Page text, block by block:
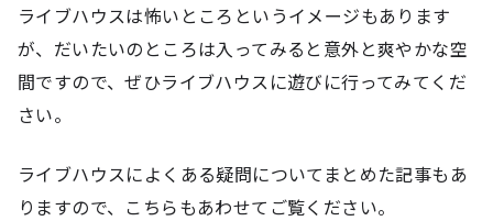
ライブハウスは怖いところというイメージもあります
が、だいたいのところは入ってみると意外と爽やかな空
間ですので、ぜひライブハウスに遊びに行ってみてくだ
さい。
ライブハウスによくある疑問についてまとめた記事もあ
りますので、こちらもあわせてご覧ください。